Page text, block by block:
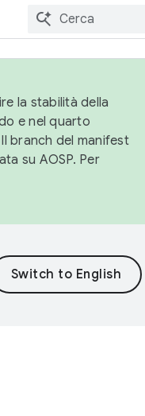
la stabilità della
e nel quarto
branch del manifest
su AOSP. Per